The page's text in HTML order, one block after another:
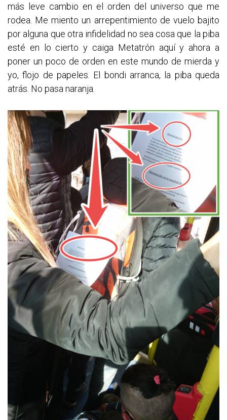
más leve cambio en el orden del universo que me
rodea. Me miento un arrepentimiento de vuelo bajito
por alguna que otra infidelidad no sea cosa que la piba
esté en lo cierto y caiga Metatrón aquí y ahora a
poner un poco de orden en este mundo de mierda y
yo, flojo de papeles. El bondi arranca, la piba queda
atrás. No pasa naranja.